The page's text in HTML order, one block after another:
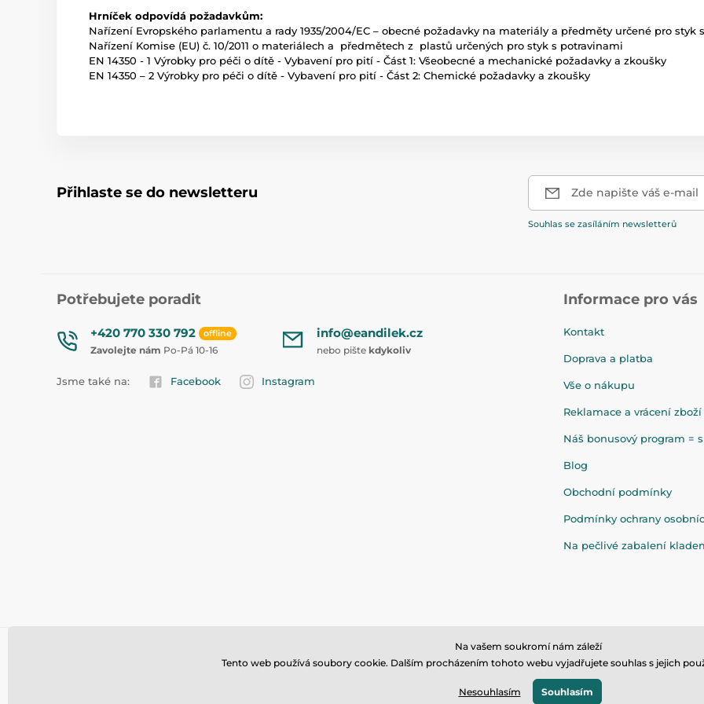
Hrníček odpovídá požadavkům:
Nařízení Evropského parlamentu a rady 1935/2004/EC – obecné požadavky na materiály a předměty určené pro styk
Nařízení Komise (EU) č. 10/2011 o materiálech a předmětech z plastů určených pro styk s potravinami
EN 14350 - 1 Výrobky pro péči o dítě - Vybavení pro pití - Část 1: Všeobecné a mechanické požadavky a zkoušky
EN 14350 – 2 Výrobky pro péči o dítě - Vybavení pro pití - Část 2: Chemické požadavky a zkoušky
Přihlaste se do newsletteru Zde napište váš e-mail
Souhlas se zasíláním newsletterů
Potřebujete poradit
+420 770 330 792 offline
Zavolejte nám Po-Pá 10-16
info@eandilek.cz
nebo pište kdykoliv
Jsme také na: Facebook Instagram
Informace pro vás
Kontakt
Doprava a platba
Vše o nákupu
Reklamace a vrácení zboží
Náš bonusový program =
Blog
Obchodní podmínky
Podmínky ochrany
Na pečlivé zabalení
© 2026 www.eandilek.cz ⦁ E-shop vytvořilaSIMPLIA.cz
Na vašem soukromí nám záleží
Tento web používá soubory cookie. Dalším procházením tohoto webu vyjadřujete souhlas s jejich
Nesouhlasím Souhlasím